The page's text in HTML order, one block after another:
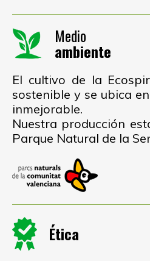
Medio
ambiente
El cultivo de la
sostenible y se ubica
inmejorable.
Nuestra producción
Parque Natural de la
Ética